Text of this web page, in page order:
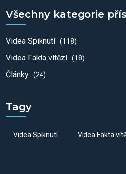
Všechny kategorie
Videa Spiknutí (118)
Videa Fakta vítězí (18)
Články (24)
Tagy
Videa Spiknutí Videa Fakta